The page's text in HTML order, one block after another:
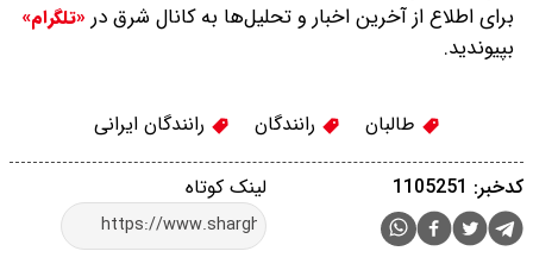
برای اطلاع از آخرین اخبار و تحلیل‌ها به کانال شرق در «تلگرام»
بپیوندید.
طالبان رانندگان رانندگان ایرانی
لینک کوتاه کدخبر: 1105251